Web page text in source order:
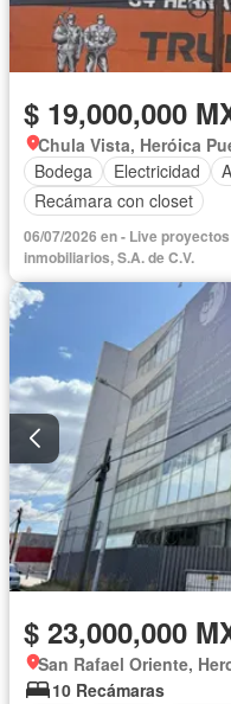
$ 19,000,000
Chula Vista, Heróica
Bodega
Electricidad
Recámara con closet
06/07/2026 en - Live
inmobiliarios, S.A. de C.V.
$ 23,000,000
San Rafael Oriente,
10 Recámaras